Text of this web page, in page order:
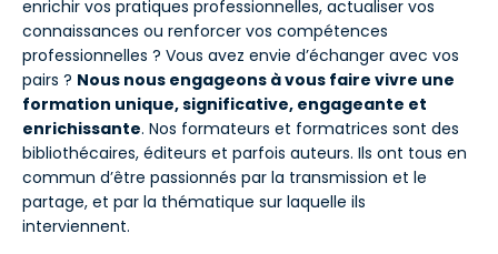
enrichir vos pratiques professionnelles, actualiser vos
connaissances ou renforcer vos compétences
professionnelles ? Vous avez envie d’échanger avec vos
pairs ? Nous nous engageons à vous faire vivre une
formation unique, significative, engageante et
enrichissante. Nos formateurs et formatrices sont des
bibliothécaires, éditeurs et parfois auteurs. Ils ont tous en
commun d’être passionnés par la transmission et le
partage, et par la thématique sur laquelle ils
interviennent.